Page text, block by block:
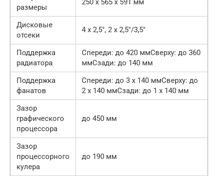
размеры
250 х 565 х 591 мм
Дисковые
отсеки
4 х 2,5″, 2 х 2,5″/3,5″
Поддержка
радиатора
Спереди: до 420 ммСверху: до 360
ммСзади: до 140 мм
Поддержка
фанатов
Спереди: до 3 x 140 ммСверху: до
2 x 140 ммСзади: до 1 x 140 мм
Зазор
графического
процессора
до 450 мм
Зазор
процессорного
кулера
до 190 мм